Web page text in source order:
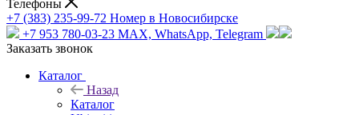
Телефоны
+7 (383) 235-99-72 Номер в Новосибирске
+7 953 780-03-23 MAX, WhatsApp, Telegram
Заказать звонок
Каталог
Назад
Каталог